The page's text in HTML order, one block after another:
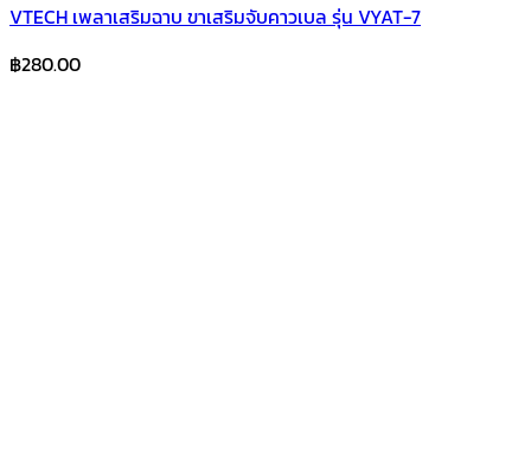
VTECH เพลาเสริมฉาบ ขาเสริมจับคาวเบล รุ่น VYAT-7
฿280.00